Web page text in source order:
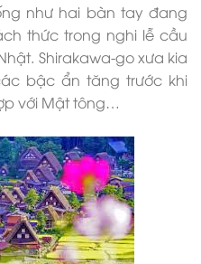
như hai bàn tay đang
thức trong nghi lễ cầu
Shirakawa-go xưa kia
bậc ẩn tăng trước khi
với Mật tông…